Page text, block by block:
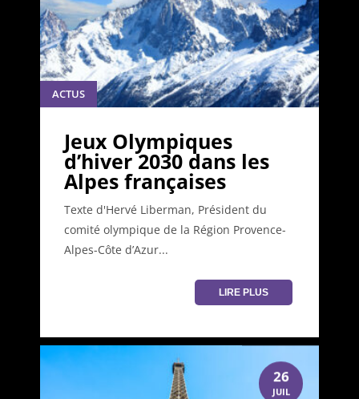
ACTUS
Jeux Olympiques
d’hiver 2030 dans les
Alpes françaises
Texte d'Hervé Liberman, Président du
comité olympique de la Région Provence-
Alpes-Côte d’Azur...
LIRE PLUS
26
JUIL